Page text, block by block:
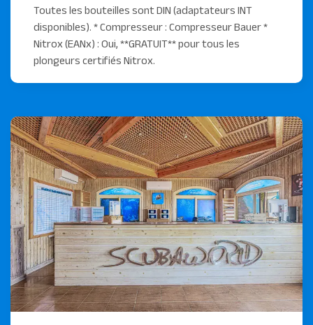
Toutes les bouteilles sont DIN (adaptateurs INT
disponibles). * Compresseur : Compresseur Bauer *
Nitrox (EANx) : Oui, **GRATUIT** pour tous les
plongeurs certifiés Nitrox.